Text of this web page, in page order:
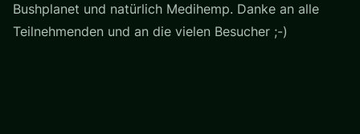
Bushplanet und natürlich Medihemp. Danke an alle
Teilnehmenden und an die vielen Besucher ;-)